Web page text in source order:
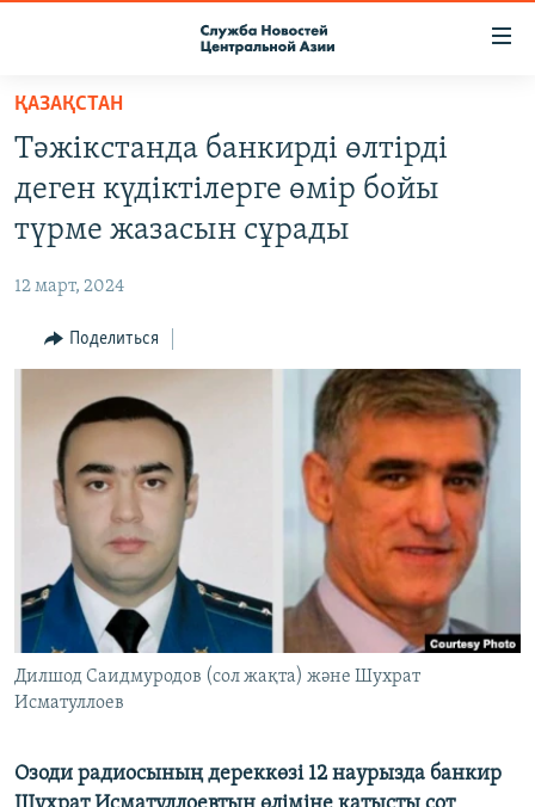
Вернуться
основному
содержанию
главной
навигации
Вернутся
КОНТАКТЫ
НАСТОЯЩЕЕ ВРЕМЯ
МИГРАНТ МЕДИА
ҚАЗАҚСТАН
Тәжікстанда банкирді өлтірді
деген күдіктілерге өмір бойы
түрме жазасын сұрады
12 март, 2024
Поделиться
Дилшод Саидмуродов (сол жақта) және Шухрат
Исматуллоев
Озоди радиосының дереккөзі 12 наурызда банкир